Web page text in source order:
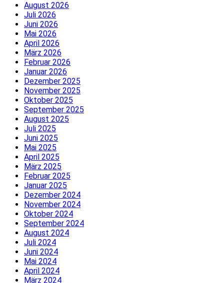
August 2026
Juli 2026
Juni 2026
Mai 2026
April 2026
März 2026
Februar 2026
Januar 2026
Dezember 2025
November 2025
Oktober 2025
September 2025
August 2025
Juli 2025
Juni 2025
Mai 2025
April 2025
März 2025
Februar 2025
Januar 2025
Dezember 2024
November 2024
Oktober 2024
September 2024
August 2024
Juli 2024
Juni 2024
Mai 2024
April 2024
März 2024